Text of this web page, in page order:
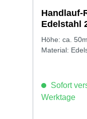
Handlauf-
Edelstahl
Höhe: ca.
Material:
Sofort
Werktage